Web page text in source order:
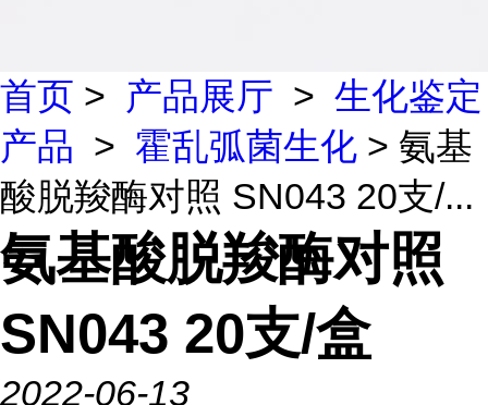
首页 > 产品展厅 > 生化鉴定
产品 > 霍乱弧菌生化 > 氨基
酸脱羧酶对照 SN043 20支/...
氨基酸脱羧酶对照
SN043 20支/盒
2022-06-13